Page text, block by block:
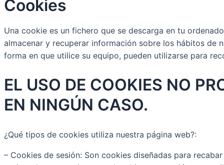
Cookies
Una cookie es un fichero que se descarga en tu
almacenar y recuperar información sobre los hábitos de
forma en que utilice su equipo, pueden utilizarse para
EL USO DE COOKIES NO
EN NINGÚN CASO.
¿Qué tipos de cookies utiliza nuestra página web?:
– Cookies de sesión: Son cookies diseñadas para